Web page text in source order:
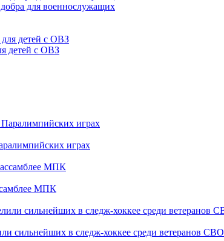
для военнослужащих
детей с ОВЗ
играх
МПК
сильнейших в следж-хоккее среди ветеранов СВО